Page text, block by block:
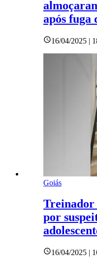
após fuga
16/04/2025 |
Goiás
Treinador
por
16/04/2025 |